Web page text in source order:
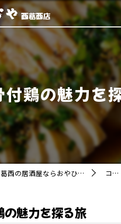
付鶏の魅力を
東京都西葛西の居酒屋ならおやひなや 西葛西店 コラム
の魅力を探る旅